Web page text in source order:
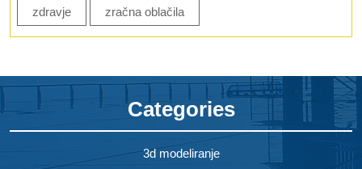
zdravje zračna oblačila
Categories
3d modeliranje